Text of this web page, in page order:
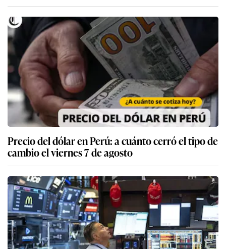
Precio del dólar en Perú: a cuánto cerró el tipo de
cambio el viernes 7 de agosto